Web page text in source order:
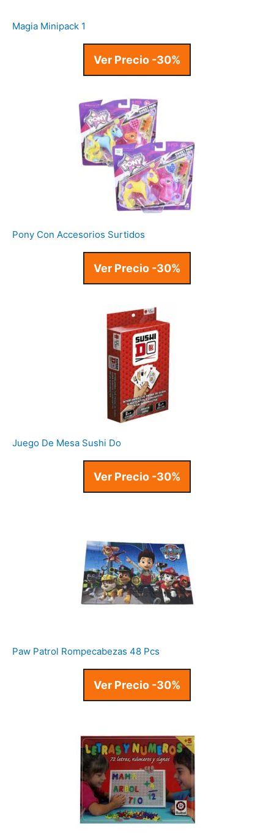
Magia Minipack 1
Ver Precio -30%
Pony Con Accesorios Surtidos
Ver Precio -30%
Juego De Mesa Sushi Do
Ver Precio -30%
Paw Patrol Rompecabezas 48 Pcs
Ver Precio -30%